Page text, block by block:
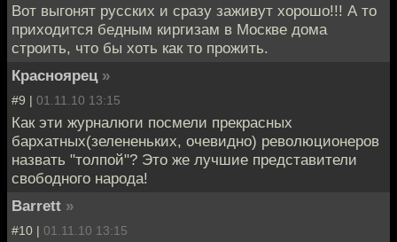
Вот выгонят русских и сразу заживут хорошо!!! А то
приходится бедным киргизам в Москве дома
строить, что бы хоть как то прожить.
Красноярец »
#9 | 01.11.10 13:15
Как эти журналюги посмели прекрасных
бархатных(зелененьких, очевидно) революционеров
назвать "толпой"? Это же лучшие представители
свободного народа!
Barrett »
#10 | 01.11.10 13:15